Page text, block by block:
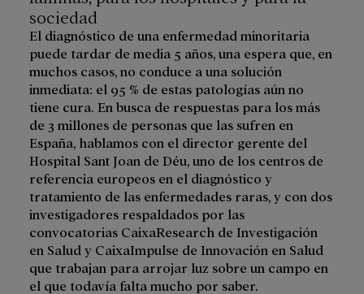
sociedad
El diagnóstico de una enfermedad minoritaria
puede tardar de media 5 años, una espera que, en
muchos casos, no conduce a una solución
inmediata: el 95 % de estas patologías aún no
tiene cura. En busca de respuestas para los más
de 3 millones de personas que las sufren en
España, hablamos con el director gerente del
Hospital Sant Joan de Déu, uno de los centros de
referencia europeos en el diagnóstico y
tratamiento de las enfermedades raras, y con dos
investigadores respaldados por las
convocatorias CaixaResearch de Investigación
en Salud y CaixaImpulse de Innovación en Salud
que trabajan para arrojar luz sobre un campo en
el que todavía falta mucho por saber.